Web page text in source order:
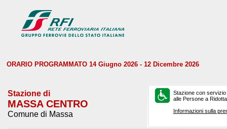
ORARIO PROGRAMMATO 14 Giugno 2026 - 12 Dicembre 2026
Stazione di
MASSA CENTRO
Comune di Massa
Stazione con
alle Persone a
Informazioni sulla